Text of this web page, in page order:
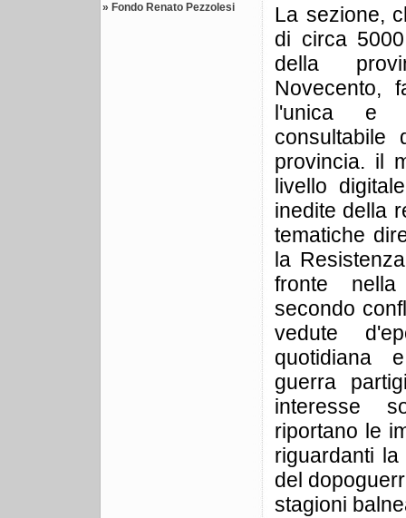
» Fondo Renato Pezzolesi
La sezione,
di circa
della
Novecento,
l'unica e
provincia. il
livello
inedite della
tematiche
la
fronte
secondo
vedute
quotidiana
guerra
interesse
riportano le
riguardanti
del
stagioni